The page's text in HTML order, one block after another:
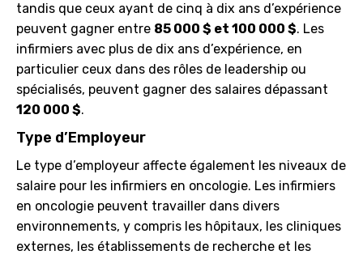
tandis que ceux ayant de cinq à dix ans d’expérience
peuvent gagner entre 85 000 $ et 100 000 $. Les
infirmiers avec plus de dix ans d’expérience, en
particulier ceux dans des rôles de leadership ou
spécialisés, peuvent gagner des salaires dépassant
120 000 $.
Type d’Employeur
Le type d’employeur affecte également les niveaux de
salaire pour les infirmiers en oncologie. Les infirmiers
en oncologie peuvent travailler dans divers
environnements, y compris les hôpitaux, les cliniques
externes, les établissements de recherche et les